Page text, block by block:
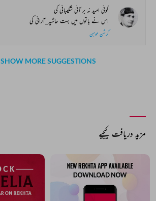
کوئی امید نہ بر آئی شکیبائی کی
اس نے باتوں میں بہت حاشیہ_آرائی کی
کرشن موہن
SHOW MORE SUGGESTIONS
مزید دریافت کیجیے